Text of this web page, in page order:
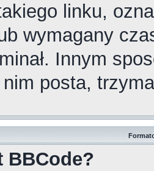
linku,
wymagany
Innym
posta,
BBCode?